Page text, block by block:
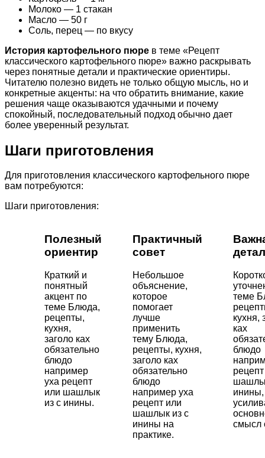
Молоко — 1 стакан
Масло — 50 г
Соль, перец — по вкусу
История картофельного пюре в теме «Рецепт
классического картофельного пюре» важно раскрывать
через понятные детали и практические ориентиры.
Читателю полезно видеть не только общую мысль, но и
конкретные акценты: на что обратить внимание, какие
решения чаще оказываются удачными и почему
спокойный, последовательный подход обычно дает
более уверенный результат.
Шаги приготовления
Для приготовления классического картофельного пюре
вам потребуются:
Шаги приготовления:
Полезный
ориентир
Краткий и
понятный
акцент по
теме Блюда,
рецепты,
кухня,
заголо ках
обязательно
блюдо
например
уха рецепт
или шашлык
из с инины.
Практичный
совет
Небольшое
объяснение,
которое
помогает
лучше
применить
тему Блюда,
рецепты, кухня,
заголо ках
обязательно
блюдо
например уха
рецепт или
шашлык из с
инины на
практике.
теме
кухня,
ках
блюдо
инины,
смысл